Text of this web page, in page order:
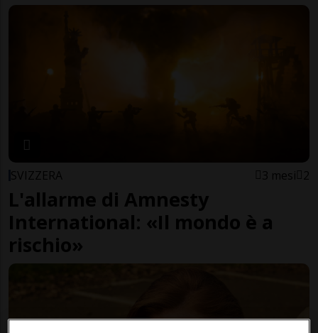
SVIZZERA 3 mesi 2
L'allarme di Amnesty
International: «Il mondo è a
rischio»